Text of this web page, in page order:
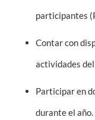
participantes
Contar con
actividades del
Participar en
durante el año.